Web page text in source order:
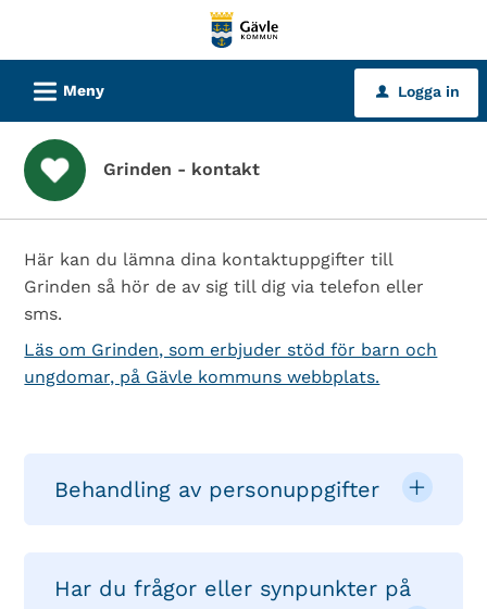
tjänster
Gävle
kommun
L Meny u Logga in
Grinden - kontakt
Här kan du lämna dina kontaktuppgifter till
Grinden så hör de av sig till dig via telefon eller
sms.
Läs om Grinden, som erbjuder stöd för barn och
ungdomar, på Gävle kommuns webbplats.
Behandling av personuppgifter
Har du frågor eller synpunkter på